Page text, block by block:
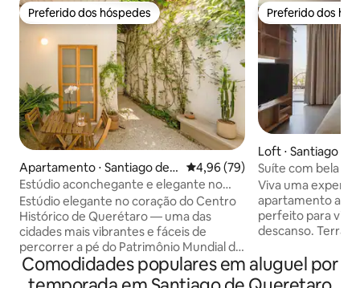
Preferido dos hóspedes
Preferido dos hóspedes
Apartamento ⋅ Santiago de
Querétaro
4,96 de uma avaliação média
4,96 (79)
Estúdio aconchegante e elegante no
centro
Estúdio elegante no coração do Centro
Histórico de Querétaro — uma das
cidades mais vibrantes e fáceis de
percorrer a pé do Patrimônio Mundial da
UNESCO no México. Pátio compartilhado
com plantas — perfeito para seu café da
Preferido dos
Preferido dos
Loft ⋅ Santiago
Suíte com bela
Viva uma
apartamento
perfeito para
descanso. Terraço privativo com vista
Estacionamento
horas por dia, 7
Comodidades populares em aluguel por